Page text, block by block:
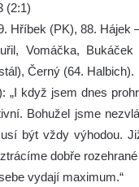
(2:1)
Hříbek (PK), 88. Hájek
Vomáčka,
Černý (64. Halbich).
„I když jsem dnes
Bohužel jsme
být vždy výhodou.
dobře
vydají maximum.“